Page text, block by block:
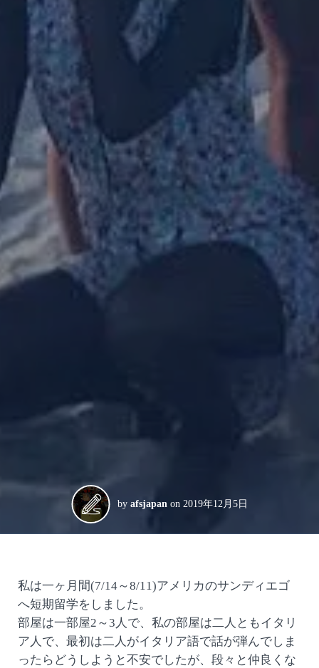
by afsjapan on 2019年12月5日
私は一ヶ月間(7/14～8/11)アメリカのサンディエゴ
へ短期留学をしました。
部屋は一部屋2～3人で、私の部屋は二人ともイタリ
ア人で、最初は二人がイタリア語で話が弾んでしま
ったらどうしようと不安でしたが、段々と仲良くな